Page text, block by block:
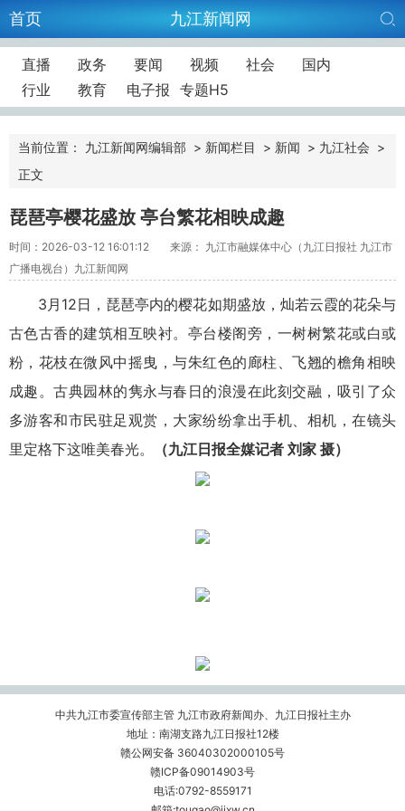
首页 九江新闻网
直播 政务 要闻 视频 社会
国内
行业
教育 电子报 专题H5
当前位置： 九江新闻网编辑部 > 新闻栏目 > 新闻 > 九江社会 >
正文
琵琶亭樱花盛放 亭台繁花相映成趣
时间：2026-03-12 16:01:12
来源： 九江市融媒体中心（九江日报社 九江市
广播电视台）九江新闻网
3月12日，琵琶亭内的樱花如期盛放，灿若云霞的花朵与
古色古香的建筑相互映衬。亭台楼阁旁，一树树繁花或白或
粉，花枝在微风中摇曳，与朱红色的廊柱、飞翘的檐角相映
成趣。古典园林的隽永与春日的浪漫在此刻交融，吸引了众
多游客和市民驻足观赏，大家纷纷拿出手机、相机，在镜头
里定格下这唯美春光。
（九江日报全媒记者 刘家 摄）
中共九江市委宣传部主管 九江市政府新闻办、九江日报社主办
地址：南湖支路九江日报社12楼
赣公网安备 36040302000105号
赣ICP备09014903号
电话:0792-8559171